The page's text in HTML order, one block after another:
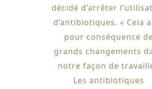
décidé d’arrêter
d’antibiotiques. « Cela
pour conséquence
grands changements
notre façon de
Les antibiotiques